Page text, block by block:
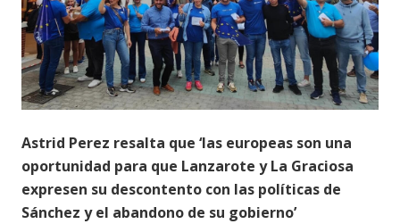
Astrid Perez resalta que ‘las europeas son una
oportunidad para que Lanzarote y La Graciosa
expresen su descontento con las políticas de
Sánchez y el abandono de su gobierno’